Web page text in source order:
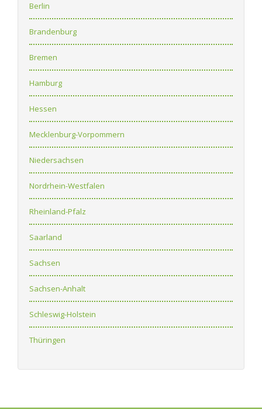
Berlin
Brandenburg
Bremen
Hamburg
Hessen
Mecklenburg-Vorpommern
Niedersachsen
Nordrhein-Westfalen
Rheinland-Pfalz
Saarland
Sachsen
Sachsen-Anhalt
Schleswig-Holstein
Thüringen